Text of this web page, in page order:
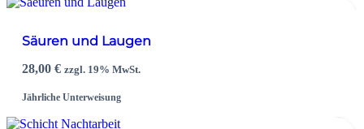
Säuren und Laugen
28,00€ zzgl. 19% MwSt.
Jährliche Unterweisung